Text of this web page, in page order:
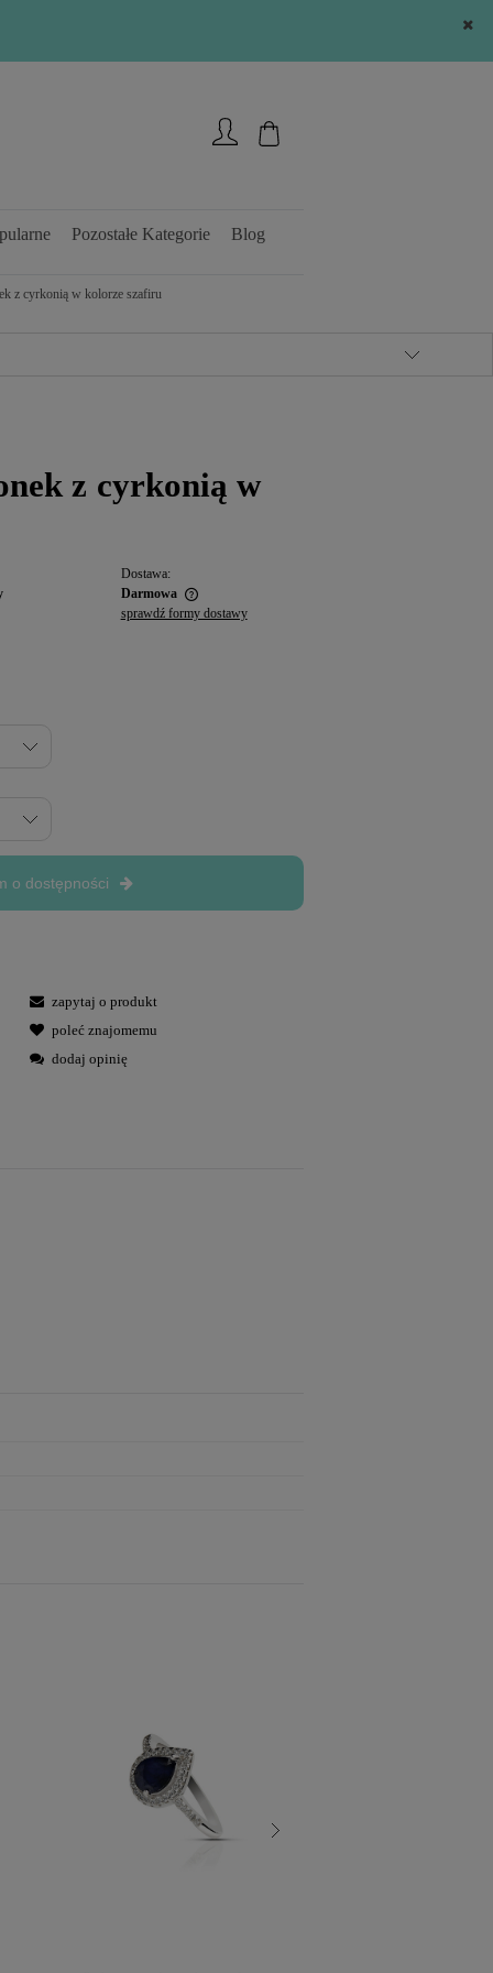
Pozostałe Kategorie Blog
z cyrkonią w kolorze szafiru
z cyrkonią w
Dostawa:
Darmowa
sprawdź formy dostawy
o dostępności
zapytaj o produkt
poleć znajomemu
dodaj opinię